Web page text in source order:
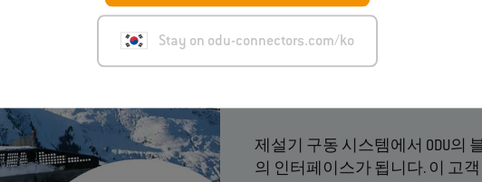
Stay on odu-connectors.com/ko
제설기용 구동 시
제설기 구동 시스템에서 ODU의
의 인터페이스가 됩니다. 이 고